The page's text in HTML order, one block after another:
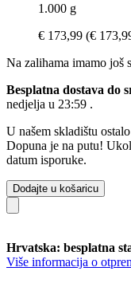
1.000 g
€ 173,99 (€
Na zalihama imamo još
Besplatna dostava do
nedjelja u 23:59 .
U našem skladištu
Dopuna je na putu!
datum isporuke.
Dodajte u košaricu
Hrvatska: besplatna
Više informacija o